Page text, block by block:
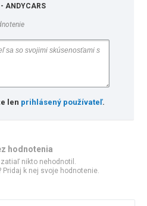
ANDYCARS
len prihlásený používateľ.
hodnotenia
nikto nehodnotil.
Pridaj k nej svoje hodnotenie.